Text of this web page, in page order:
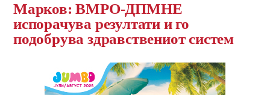
Марков: ВМРО-ДПМНЕ
испорачува резултати и го
подобрува здравствениот систем